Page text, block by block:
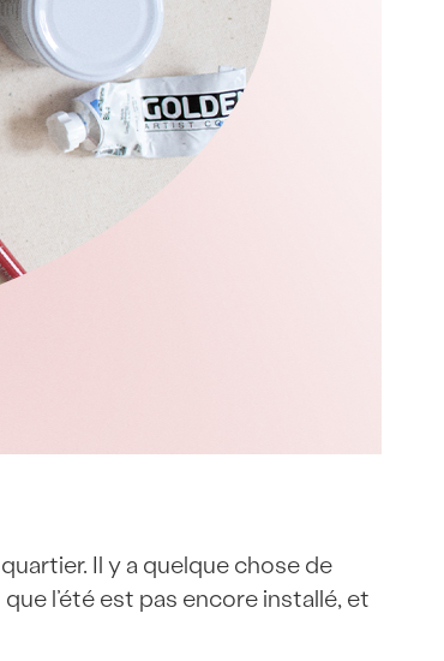
Il y a quelque chose de
l’été est pas encore installé, et